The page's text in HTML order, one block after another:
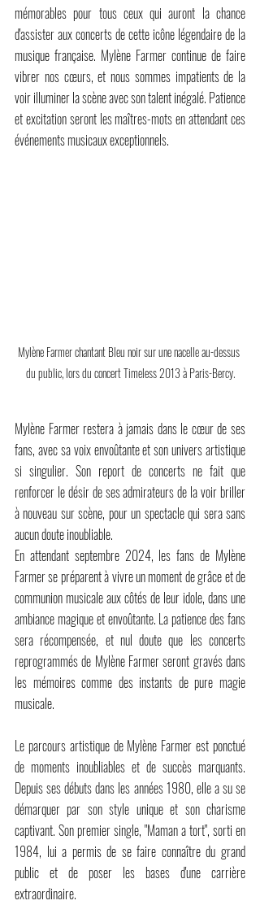
mémorables pour tous ceux qui auront la chance
d'assister aux concerts de cette icône légendaire de la
musique française. Mylène Farmer continue de faire
vibrer nos cœurs, et nous sommes impatients de la
voir illuminer la scène avec son talent inégalé. Patience
et excitation seront les maîtres-mots en attendant ces
événements musicaux exceptionnels.
Mylène Farmer chantant Bleu noir sur une nacelle au-dessus
du public, lors du concert Timeless 2013 à Paris-Bercy.
Mylène Farmer restera à jamais dans le cœur de ses
fans, avec sa voix envoûtante et son univers artistique
si singulier. Son report de concerts ne fait que
renforcer le désir de ses admirateurs de la voir briller
à nouveau sur scène, pour un spectacle qui sera sans
aucun doute inoubliable.
En attendant septembre 2024, les fans de Mylène
Farmer se préparent à vivre un moment de grâce et de
communion musicale aux côtés de leur idole, dans une
ambiance magique et envoûtante. La patience des fans
sera récompensée, et nul doute que les concerts
reprogrammés de Mylène Farmer seront gravés dans
les mémoires comme des instants de pure magie
musicale.
Le parcours artistique de Mylène Farmer est ponctué
de moments inoubliables et de succès marquants.
Depuis ses débuts dans les années 1980, elle a su se
démarquer par son style unique et son charisme
captivant. Son premier single, "Maman a tort", sorti en
1984, lui a permis de se faire connaître du grand
public et de poser les bases d'une carrière
extraordinaire.